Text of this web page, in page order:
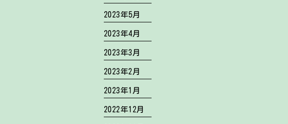
2023年5月
2023年4月
2023年3月
2023年2月
2023年1月
2022年12月